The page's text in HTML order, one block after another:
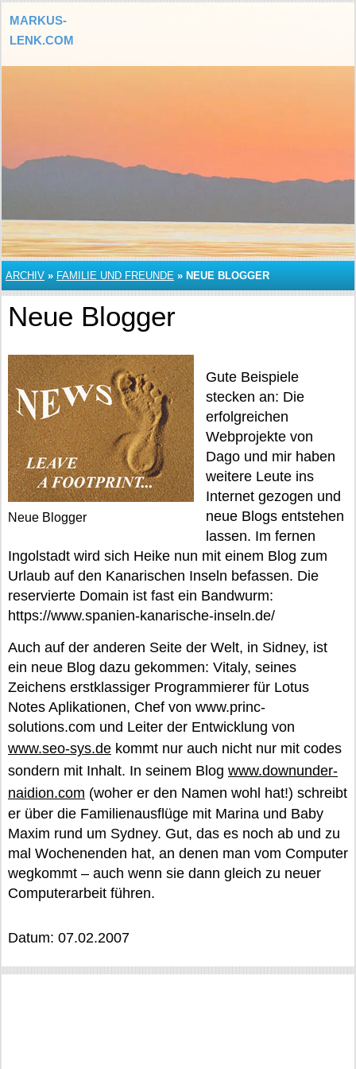
MARKUS-
LENK.COM
ARCHIV » FAMILIE UND FREUNDE » NEUE BLOGGER
Neue Blogger
Neue Blogger
Gute Beispiele
stecken an: Die
erfolgreichen
Webprojekte von
Dago und mir haben
weitere Leute ins
Internet gezogen und
neue Blogs entstehen
lassen. Im fernen
Ingolstadt wird sich Heike nun mit einem Blog zum
Urlaub auf den Kanarischen Inseln befassen. Die
reservierte Domain ist fast ein Bandwurm:
https://www.spanien-kanarische-inseln.de/
Auch auf der anderen Seite der Welt, in Sidney, ist
ein neue Blog dazu gekommen: Vitaly, seines
Zeichens erstklassiger Programmierer für Lotus
Notes Aplikationen, Chef von www.princ-
solutions.com und Leiter der Entwicklung von
www.seo-sys.de kommt nur auch nicht nur mit codes
sondern mit Inhalt. In seinem Blog www.downunder-
naidion.com (woher er den Namen wohl hat!) schreibt
er über die Familienausflüge mit Marina und Baby
Maxim rund um Sydney. Gut, das es noch ab und zu
mal Wochenenden hat, an denen man vom Computer
wegkommt – auch wenn sie dann gleich zu neuer
Computerarbeit führen.
Datum: 07.02.2007